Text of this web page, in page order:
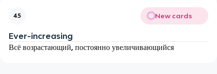
45 New cards
Ever-increasing
Всё возрастающий, постоянно увеличивающийся